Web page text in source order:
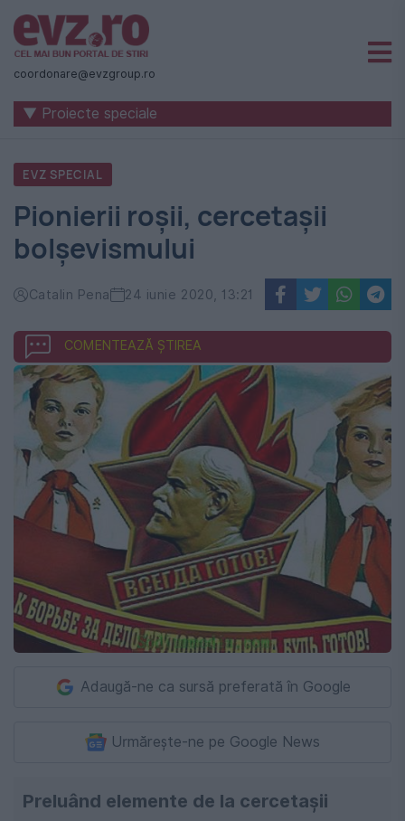
Știri
naționale
internaționale
România
-
Evenimentul
Zilei
coordonare@evzgroup.ro
▼ Proiecte speciale
EVZ SPECIAL
Pionierii roșii, cercetașii
bolșevismului
Catalin Pena 24 iunie 2020, 13:21
COMENTEAZĂ ȘTIREA
Adaugă-ne ca sursă preferată în Google
Urmărește-ne pe Google News
Preluând elemente de la cercetașii